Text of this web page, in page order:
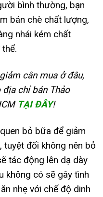
bình thường, bạn
bán chè chất lượng,
nhái kém chất
cân mua ở đâu,
chỉ bán Thảo
TẠI ĐÂY!
bỏ bữa để giảm
tuyệt đối không nên bỏ
tác động lên dạ dày
không có sẽ gây tình
nhẹ với chế độ dinh